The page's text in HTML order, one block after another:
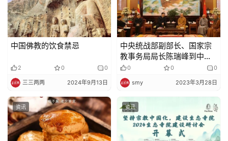
中国佛教的饮食禁忌
2 0 0
三三两两 2024年9月13日
中央统战部副部长、国家宗
教事务局局长陈瑞峰到中国
佛教协会走访调研
0 0 0
smy 2023年3月28日
资讯 资讯